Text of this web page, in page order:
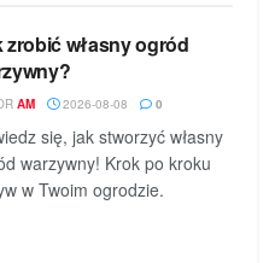
zrobić własny ogród
AM 2026-08-08 0
się, jak stworzyć własny
warzywny! Krok po kroku
w Twoim ogrodzie.